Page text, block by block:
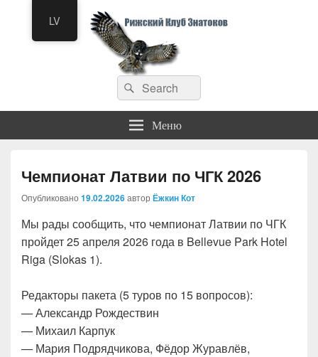
Рижский клуб знатоков
Искать:Поиск
Меню
Чемпионат Латвии по ЧГК 2026
Опубликовано 19.02.2026автор Ёжкин Кот
Мы рады сообщить, что чемпионат Латвии по ЧГК
пройдет 25 апреля 2026 года в Bellevue Park Hotel
Riga (Slokas 1).
Редакторы пакета (5 туров по 15 вопросов):
— Александр Рождествин
— Михаил Карпук
— Мария Подрядчикова, Фёдор Журавлёв,
LV